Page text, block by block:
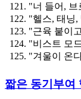
"너 들어, 브
"헬스, 태닝,
"근육 붙이
"비스트 모
"겨울이 온
짧은 동기부여